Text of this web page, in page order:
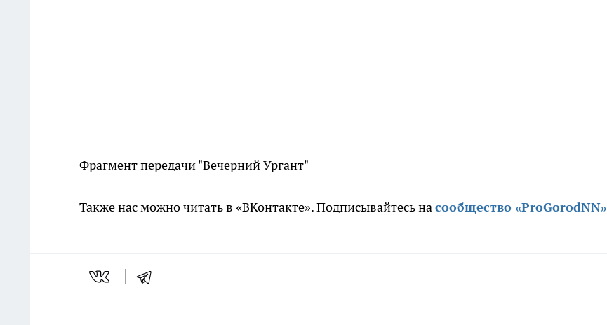
Фрагмент передачи "Вечерний Ургант"
Также нас можно читать в «ВКонтакте». Подписывайтесь насообщество «ProGorodNN»